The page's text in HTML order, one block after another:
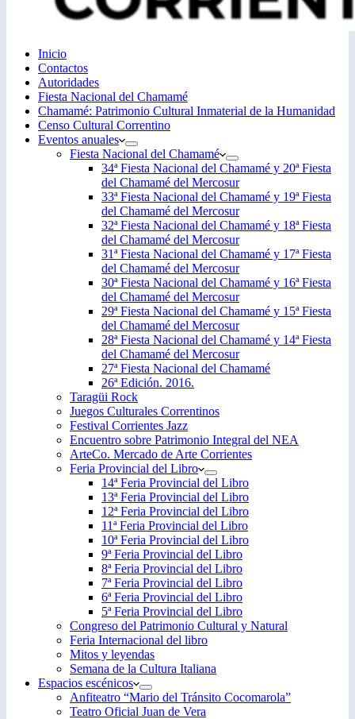
Inicio
Contactos
Autoridades
Fiesta Nacional del Chamamé
Chamamé: Patrimonio Cultural Inmaterial de la Humanidad
Censo Cultural Correntino
Eventos anuales
Fiesta Nacional del Chamamé
34ª Fiesta Nacional del Chamamé y 20ª Fiesta
del Chamamé del Mercosur
33ª Fiesta Nacional del Chamamé y 19ª Fiesta
del Chamamé del Mercosur
32ª Fiesta Nacional del Chamamé y 18ª Fiesta
del Chamamé del Mercosur
31ª Fiesta Nacional del Chamamé y 17ª Fiesta
del Chamamé del Mercosur
30ª Fiesta Nacional del Chamamé y 16ª Fiesta
del Chamamé del Mercosur
29ª Fiesta Nacional del Chamamé y 15ª Fiesta
del Chamamé del Mercosur
28ª Fiesta Nacional del Chamamé y 14ª Fiesta
del Chamamé del Mercosur
27ª Fiesta Nacional del Chamamé
26ª Edición. 2016.
Taragüi Rock
Juegos Culturales Correntinos
Festival Corrientes Jazz
Encuentro sobre Patrimonio Integral del NEA
ArteCo. Mercado de Arte Corrientes
Feria Provincial del Libro
14ª Feria Provincial del Libro
13ª Feria Provincial del Libro
12ª Feria Provincial del Libro
11ª Feria Provincial del Libro
10ª Feria Provincial del Libro
9ª Feria Provincial del Libro
8ª Feria Provincial del Libro
7ª Feria Provincial del Libro
6ª Feria Provincial del Libro
5ª Feria Provincial del Libro
Congreso del Patrimonio Cultural y Natural
Feria Internacional del libro
Mitos y leyendas
Semana de la Cultura Italiana
Espacios escénicos
Anfiteatro “Mario del Tránsito Cocomarola”
Teatro Oficial Juan de Vera